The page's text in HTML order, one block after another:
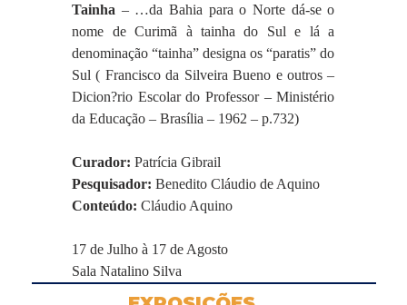
Tainha – …da Bahia para o Norte dá-se o
nome de Curimã à tainha do Sul e lá a
denominação “tainha” designa os “paratis” do
Sul ( Francisco da Silveira Bueno e outros –
Dicion?rio Escolar do Professor – Ministério
da Educação – Brasília – 1962 – p.732)
Curador: Patrícia Gibrail
Pesquisador: Benedito Cláudio de Aquino
Conteúdo: Cláudio Aquino
17 de Julho à 17 de Agosto
Sala Natalino Silva